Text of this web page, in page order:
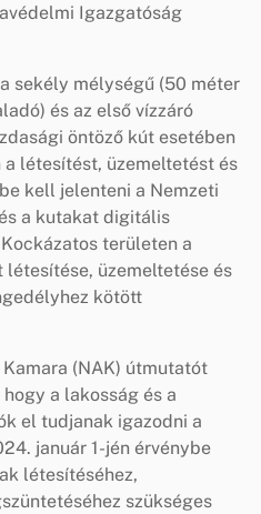
Igazgatóság
sekély mélységű (50 méter
és az első vízzáró
öntöző kút esetében
létesítést, üzemeltetést és
kell jelenteni a Nemzeti
a kutakat digitális
területen a
üzemeltetése és
kötött
(NAK) útmutatót
a lakosság és a
el tudjanak igazodni a
január 1-jén érvénybe
létesítéséhez,
szükséges